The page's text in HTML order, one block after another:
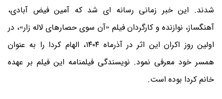
شدند. این خبر زمانی رسانه ای شد که آمین فیض آبادی،
آهنگساز، نوازنده و کارگردان فیلم «آن سوی حصارهای لاله زار»، در
اولین روز اکران این اثر در آذرماه ۱۴۰۴، الهام کردا را به عنوان
همسر خود معرفی نمود. نویسندگی فیلمنامه این فیلم بر عهده
خانم کردا بوده است.